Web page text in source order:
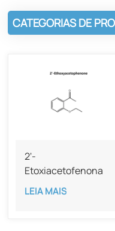
CATEGORIAS DE
2'-
Etoxiacetofenona
com pureza de 98%
CAS 2142-67-8
LEIA MAIS